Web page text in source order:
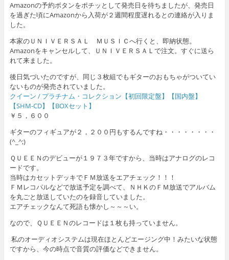
Amazonの予約ボタンをポチッとして発売日を待ちましたが、発売日
を過ぎた頃にAmazonから入荷が２週間程度遅れるとの連絡が入りま
した。
本家のＵＮＩＶＥＲＳＡＬ ＭＵＳＩＣへ行くと、即納状態。
Amazonをキャンセルして、ＵＮＩＶＥＲＳＡＬで注文。すぐに送ら
れて来ました。
後日気づいたのですが、同じ３枚組でもギターのおもちゃがついてい
ないものが発売されていました。
クイーン / プラチナム・コレクション【初回限定盤】【国内盤】
【SHM-CD】【BOXセット】
￥５，６００
ギターのフィギュアが２，２００円もするんですね・・・・・・・・
(^_^;)
ＱＵＥＥＮのデビューが１９７３年ですから、当時はアナログのレコ
ードです。
当時はカセットデッキでＦＭ放送をエアチェック！！！
ＦＭレコパルなどで放送予定を調べて、ＮＨＫのＦＭ放送でアルバム
を丸ごと放送していたのを録音していました。
エアチェックなんて死語も懐かし～～～い。
なので、ＱＵＥＥＮのレコードは１枚も持っていません。
私のオーディオシステムは現在ほとんどエージング中！みたいな状態
ですから、今の時点で音質の評価などできません。